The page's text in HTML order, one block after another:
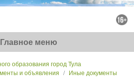
Главное меню
образования город Тула
и объявления
Иные документы